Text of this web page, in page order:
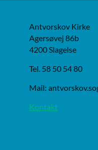
Antvorskov Kirke
Agersøvej 86b
4200 Slagelse
Tel. 58 50 54 80
Mail:
Kontakt